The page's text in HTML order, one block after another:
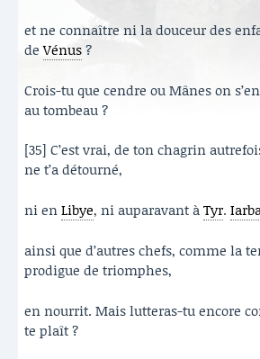
et ne connaître ni la douceur des
deVénus?
Crois-tu que cendre ou Mânes on
au tombeau ?
[35] C’est vrai, de ton chagrin
ne t’a détourné,
ni enLibye, ni auparavant àTyr.
ainsi que d’autres chefs, comme la
prodigue de triomphes,
en nourrit. Mais lutteras-tu encore
te plaît ?